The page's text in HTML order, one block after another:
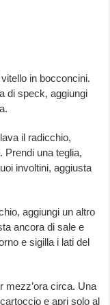
in bocconcini.
di speck, aggiungi
il radicchio,
Prendi una teglia,
involtini, aggiusta
aggiungi un altro
ancora di sale e
e sigilla i lati del
mezz’ora circa. Una
e apri solo al